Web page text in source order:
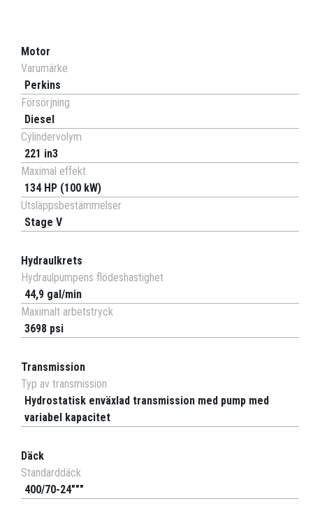
Motor
Varumärke
Perkins
Försörjning
Diesel
Cylindervolym
221 in3
Maximal effekt
134 HP (100 kW)
Utsläppsbestämmelser
Stage V
Hydraulkrets
Hydraulpumpens flödeshastighet
44,9 gal/min
Maximalt arbetstryck
3698 psi
Transmission
Typ av transmission
Hydrostatisk enväxlad transmission med pump med
variabel kapacitet
Däck
Standarddäck
400/70-24"""